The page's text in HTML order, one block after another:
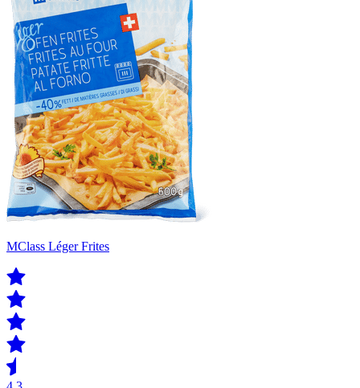
MClass Léger Frites